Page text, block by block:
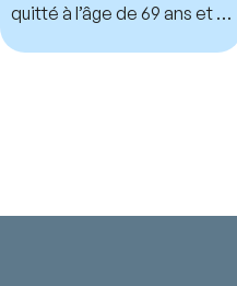
quitté à l’âge de 69 ans et 7